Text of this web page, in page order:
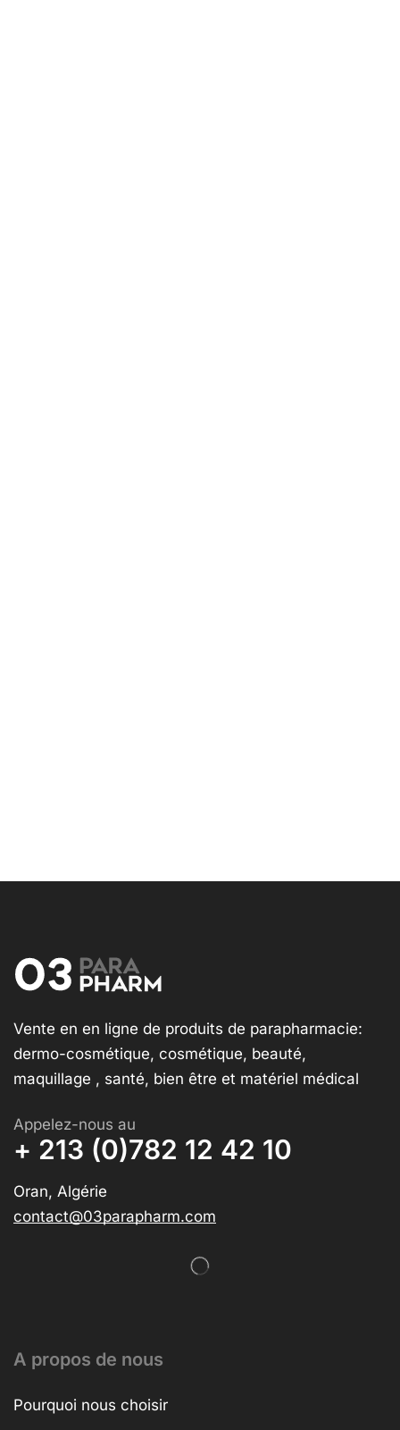
Vente en en ligne de produits de parapharmacie:
dermo-cosmétique, cosmétique, beauté,
maquillage , santé, bien être et matériel médical
Appelez-nous au
+ 213 (0)782 12 42 10
Oran, Algérie
contact@03parapharm.com
A propos de nous
Pourquoi nous choisir